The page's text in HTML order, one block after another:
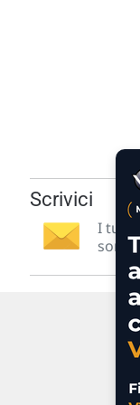
Scrivici
I tuoi
sono